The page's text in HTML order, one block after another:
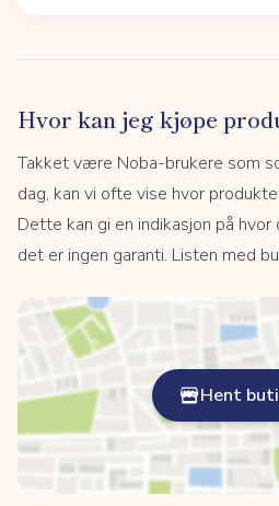
Hvor kan jeg kjøpe
Takket være Noba-brukere som
dag, kan vi ofte vise hvor
Dette kan gi en indikasjon på
det er ingen garanti. Listen med
Hent